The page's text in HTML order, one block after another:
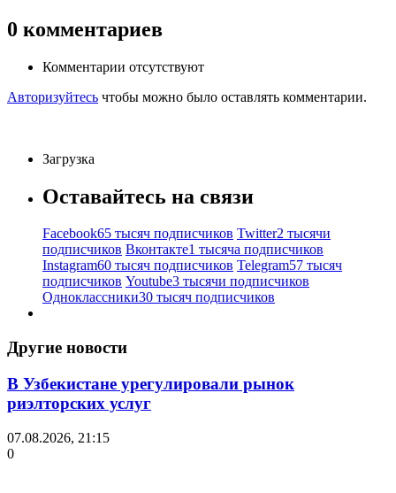
0 комментариев
Комментарии отсутствуют
Авторизуйтесь чтобы можно было оставлять комментарии.
Загрузка
Оставайтесь на связи
Facebook65 тысяч подписчиков Twitter2 тысячи
подписчиков Вконтакте1 тысяча подписчиков
Instagram60 тысяч подписчиков Telegram57 тысяч
подписчиков Youtube3 тысячи подписчиков
Одноклассники30 тысяч подписчиков
Другие новости
В Узбекистане урегулировали рынок
риэлторских услуг
07.08.2026, 21:15
0